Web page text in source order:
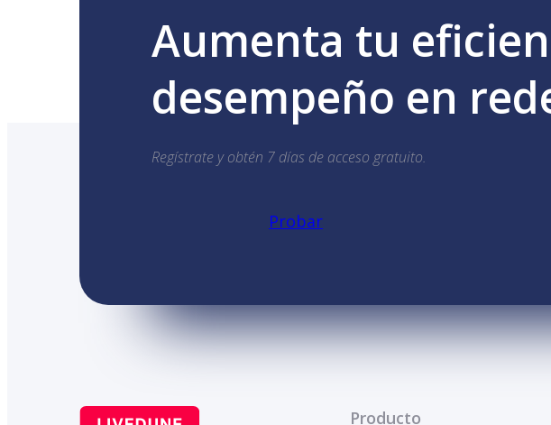
Aumenta tu
desempeño en
Regístrate y obtén 7 días de acceso gratuito.
Probar
Producto